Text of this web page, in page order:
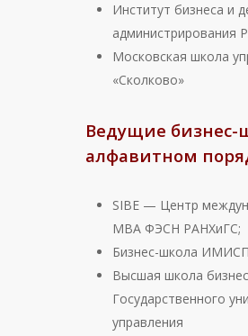
Институт бизнеса и
администрирования
Московская школа
«Сколково»
Ведущие бизнес-
алфавитном
SIBE — Центр
МВА ФЭСН РАНХиГС;
Бизнес-школа
Высшая школа
Государственного
управления